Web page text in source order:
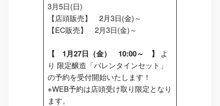
3月5日(日)
【店頭販売】 2月3日(金)～
【EC販売】 2月3日(金)～
【 1月27日（金） 10:00～ 】
よ
り 限定醸造「バレンタインセット」
の予約を受付開始いたします！
※WEB予約は店頭受け取り限定となり
ます。